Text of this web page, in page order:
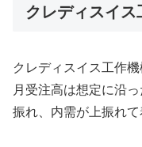
クレディスイ
クレディスイス工作
月受注高は想定に沿
振れ、内需が上振れて